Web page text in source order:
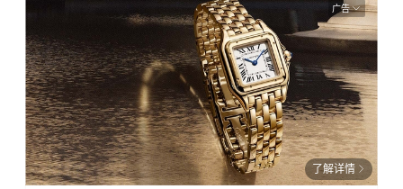
0771
-
5690
127
报料
邮
箱：
news
广告
了解详情